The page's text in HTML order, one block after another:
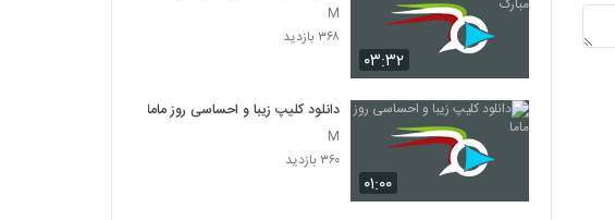
۰۳:۳۲
M
۳۶۸ بازدید
۰۱:۰۰
دانلود کلیپ زیبا و احساسی روز ماما
M
۳۶۰ بازدید